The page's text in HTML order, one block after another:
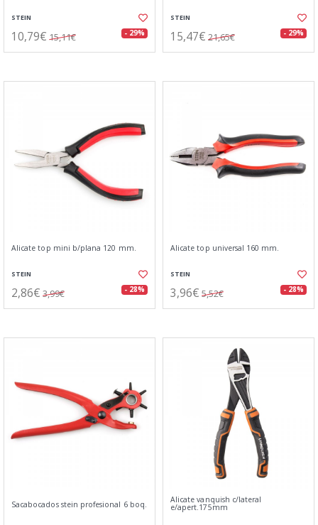
STEIN
10,79€ 15,11€ - 29%
STEIN
15,47€ 21,65€ - 29%
Alicate top mini b/plana 120 mm.
STEIN
2,86€ 3,99€ - 28%
Alicate top universal 160 mm.
STEIN
3,96€ 5,52€ - 28%
Sacabocados stein profesional 6 boq. Alicate vanquish c/lateral
e/apert.175mm